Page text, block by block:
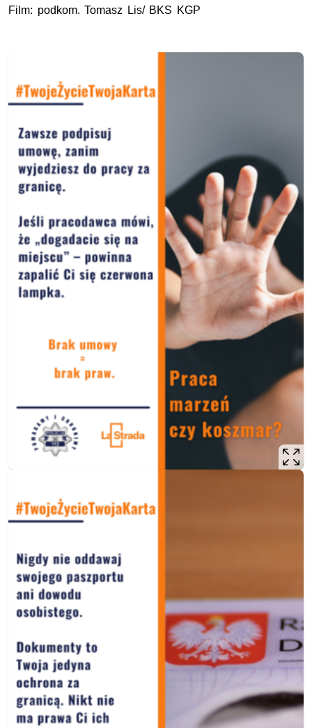
Film: podkom. Tomasz Lis/ BKS KGP